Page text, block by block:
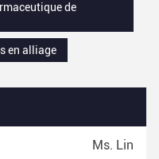
de
en alliage
Ms. Lin